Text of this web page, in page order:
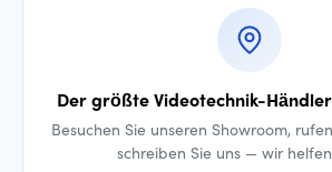
Der größte Videotechnik-Händler
Besuchen Sie unseren Showroom,
schreiben Sie uns — wir